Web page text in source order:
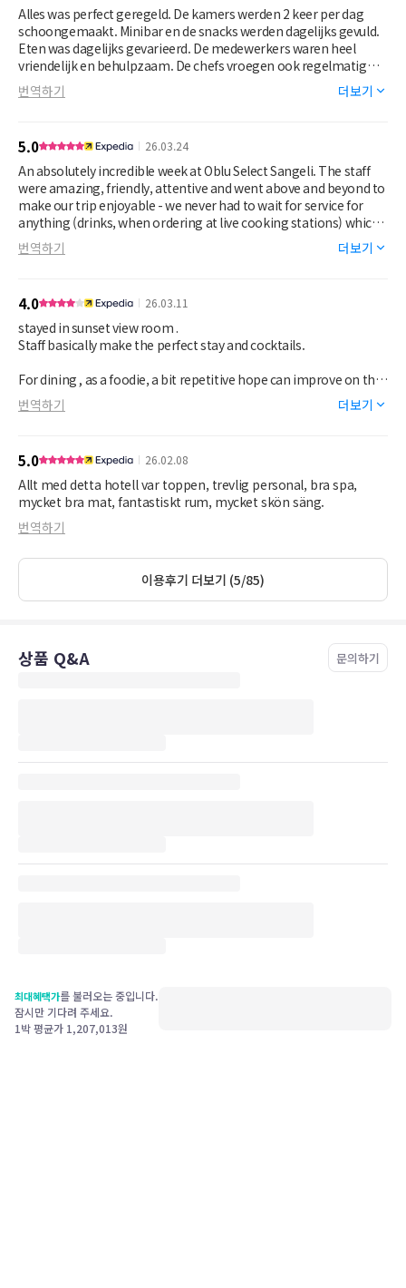
Alles was perfect geregeld. De kamers werden 2 keer per dag
schoongemaakt. Minibar en de snacks werden dagelijks gevuld.
Eten was dagelijks gevarieerd. De medewerkers waren heel
vriendelijk en behulpzaam. De chefs vroegen ook regelmatig
naar het eten.
De accommodatie was inclusief transfer van en naar het
번역하기 더보기
5.0 26.03.24
An absolutely incredible week at Oblu Select Sangeli. The staff
were amazing, friendly, attentive and went above and beyond to
make our trip enjoyable - we never had to wait for service for
anything (drinks, when ordering at live cooking stations) which
is just beyond expectations and a credit to the amazing staff.
The range of food at the buffet with themed nights was
impeccable also. Rooms were turned around twice a day and
amazingly clean, we sometimes spent time in our water villa
during the day but never had to wait for cleaning service as it had
at dinner. If you are snorkelling fans, the house reef is incredible
and we saw thousands of tropical fish, reef sharks, stingrays and
eagle rays just at the drop off near our villa.
번역하기 더보기
4.0 26.03.11
stayed in sunset view room .
Staff basically make the perfect stay and cocktails.
For dining , as a foodie, a bit repetitive hope can improve on the
menu but executive chef make the best effort to cook upon
request . Hope can get more options to eat A lart carte dining
Best effort by Shi Au from Just Grill for 2 private dinners held in
pier and one at beach site.
Sand Bar manager is one of the best too accomomodating to
need and caring staff.
(throw rubbish and aggressive progressive knocking on doors )
need to train the staff.
번역하기 더보기
5.0 26.02.08
Allt med detta hotell var toppen, trevlig personal, bra spa,
mycket bra mat, fantastiskt rum, mycket skön säng.
번역하기
이용후기 더보기 (5/85)
상품 Q&A 문의하기
최대혜택가를 불러오는 중입니다.
잠시만 기다려 주세요.
1박 평균가 1,207,013원